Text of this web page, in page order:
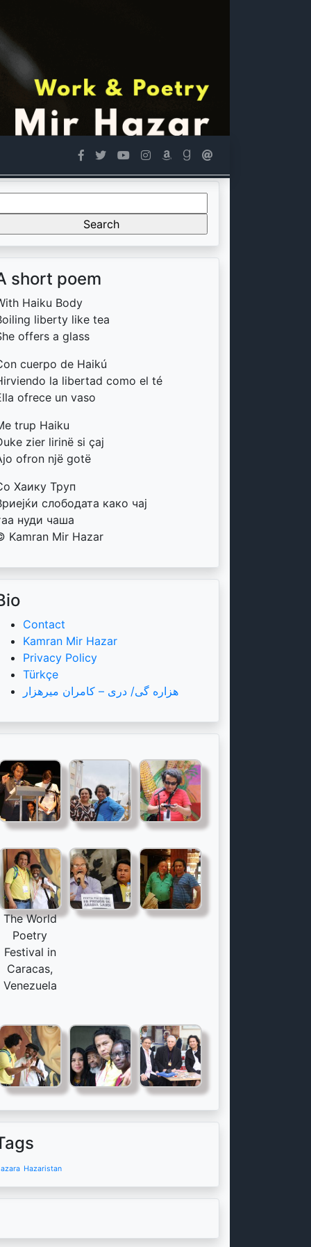
short poem
Haiku Body
liberty like tea
offers a glass
cuerpo de Haikú
la libertad como el té
ofrece un vaso
trup Haiku
zier lirinë si çaj
ofron një gotë
Хаику Труп
слободата како чај
нуди чаша
Kamran Mir Hazar
Contact
Kamran Mir Hazar
Privacy Policy
Türkçe
هزاره گی/ دری – کامران میرهزار
The World
Poetry
Festival in
Caracas,
Venezuela
Hazaristan